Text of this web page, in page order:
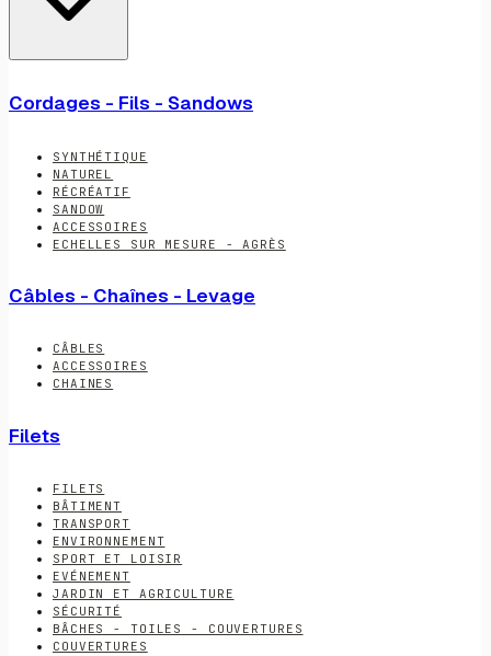
Cordages - Fils - Sandows
SYNTHÉTIQUE
NATUREL
RÉCRÉATIF
SANDOW
ACCESSOIRES
ECHELLES SUR MESURE - AGRÈS
Câbles - Chaînes - Levage
CÂBLES
ACCESSOIRES
CHAINES
Filets
FILETS
BÂTIMENT
TRANSPORT
ENVIRONNEMENT
SPORT ET LOISIR
EVÉNEMENT
JARDIN ET AGRICULTURE
SÉCURITÉ
BÂCHES - TOILES - COUVERTURES
COUVERTURES